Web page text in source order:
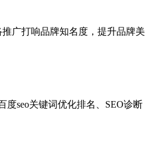
广打响品牌知名度，提升品牌美
度seo关键词优化排名、SEO诊断